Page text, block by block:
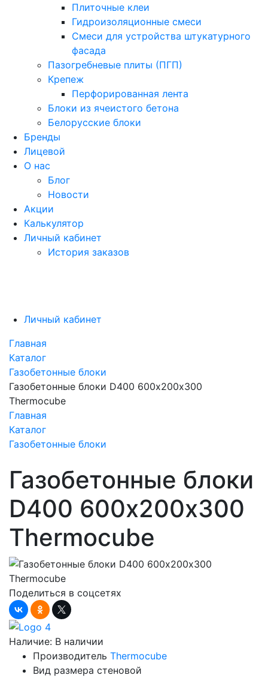
Плиточные клеи
Гидроизоляционные смеси
Смеси для устройства штукатурного
фасада
Пазогребневые плиты (ПГП)
Крепеж
Перфорированная лента
Блоки из ячеистого бетона
Белорусские блоки
Бренды
Лицевой
О нас
Блог
Новости
Акции
Калькулятор
Личный кабинет
История заказов
Личный кабинет
Главная
Каталог
Газобетонные блоки
Газобетонные блоки D400 600х200х300
Thermocube
Главная
Каталог
Газобетонные блоки
Газобетонные блоки
D400 600х200х300
Thermocube
Поделиться в соцсетях
Наличие: В наличии
Производитель Thermocube
Вид размера стеновой